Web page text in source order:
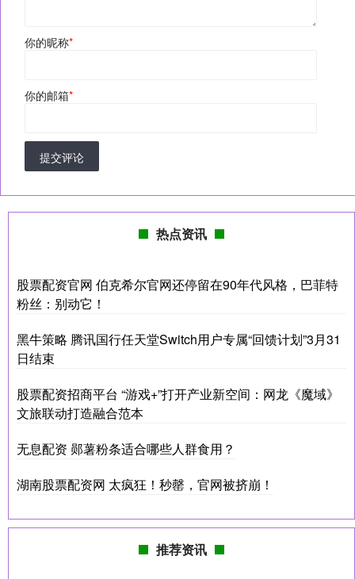
你的昵称*
你的邮箱*
提交评论
热点资讯
股票配资官网 伯克希尔官网还停留在90年代风格，巴菲特
粉丝：别动它！
黑牛策略 腾讯国行任天堂Switch用户专属“回馈计划”3月31
日结束
股票配资招商平台 “游戏+”打开产业新空间：网龙《魔域》
文旅联动打造融合范本
无息配资 郧薯粉条适合哪些人群食用？
湖南股票配资网 太疯狂！秒罄，官网被挤崩！
推荐资讯